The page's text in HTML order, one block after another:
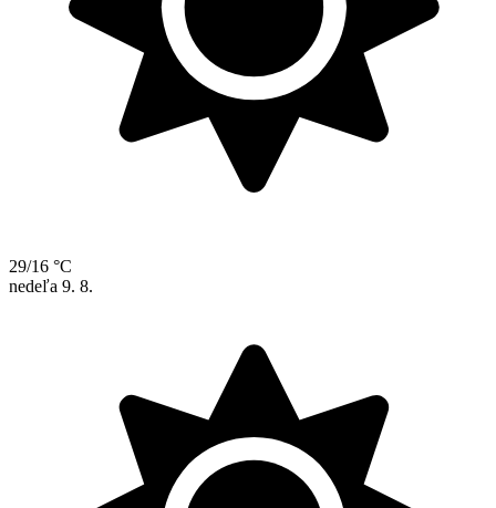
29/16 °C
nedeľa 9. 8.